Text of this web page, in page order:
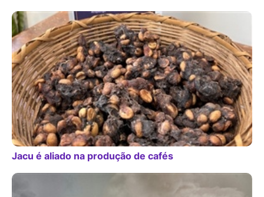
Jacu é aliado na produção de cafés